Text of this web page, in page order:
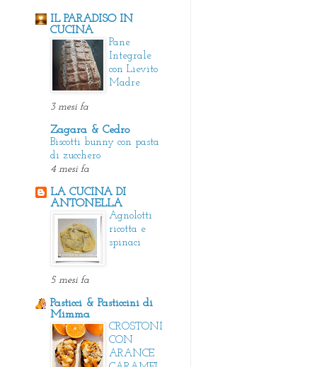
IL PARADISO IN
CUCINA
Pane
Integrale
con Lievito
Madre
3 mesi fa
Zagara & Cedro
Biscotti bunny con pasta
di zucchero
4 mesi fa
LA CUCINA DI
ANTONELLA
Agnolotti
ricotta e
spinaci
5 mesi fa
Pasticci & Pasticcini di
Mimma
CROSTONI
CON
ARANCE